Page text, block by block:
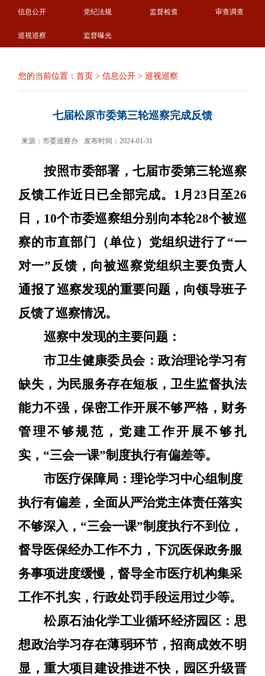
信息公开 党纪法规 监督检查 审查调查
巡视巡察 监督曝光
您的当前位置：首页 >信息公开 >巡视巡察
七届松原市委第三轮巡察完成反馈
来源：市委巡察办 发布时间：2024-01-31
按照市委部署，七届市委第三轮巡察
反馈工作近日 已全部完成。 1月 23 日至26
日， 10个市委巡察组分别向本轮28个被巡
察的市直部门（单位）党组织进行了“一
对一”反馈 ， 向被巡察党组织主要负责人
通报了巡察发现的重要问题，向领导班子
反馈了巡察情况。
巡察中发现的主要问题：
市卫生健康委员会：政治理论学习有
缺失，为民服务存在短板，卫生监督执法
能力不强，保密工作开展不够严格，财务
管理不够规范，党建工作开展不够扎
实， “三会一课”制度执行有偏差等。
市医疗保障局：理论学习中心组制度
执行有偏差，全面从严治党主体责任落实
不够深入， “三会一课”制度执行不到位，
督导医保经办工作不力，下沉医保政务服
务事项进度缓慢，督导全市医疗机构集采
工作不扎实，行政处罚手段运用过少等。
松原石油化学工业循环经济园区： 思
想政治学习存在薄弱环节，招商成效不明
显，重大项目建设推进不快，园区升级晋